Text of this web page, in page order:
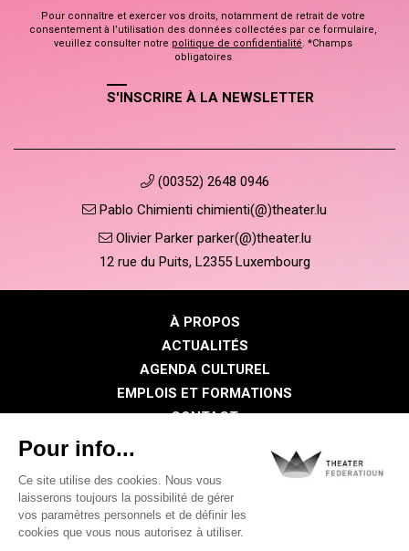
Pour connaître et exercer vos droits, notamment de retrait de votre
consentement à l’utilisation des données collectées par ce formulaire,
veuillez consulter notre politique de confidentialité. *Champs
obligatoires
S'INSCRIRE À LA NEWSLETTER
(00352) 2648 0946
Pablo Chimienti chimienti(@)theater.lu
Olivier Parker parker(@)theater.lu
12 rue du Puits, L2355 Luxembourg
À PROPOS
ACTUALITÉS
AGENDA CULTUREL
EMPLOIS ET FORMATIONS
CONTACT
Politique de confidentialité
Politique des cookies